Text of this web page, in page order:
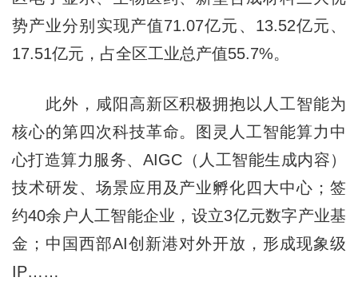
势产业分别实现产值71.07亿元、13.52亿元、
17.51亿元，占全区工业总产值55.7%。
此外，咸阳高新区积极拥抱以人工智能为
核心的第四次科技革命。图灵人工智能算力中
心打造算力服务、AIGC（人工智能生成内容）
技术研发、场景应用及产业孵化四大中心；签
约40余户人工智能企业，设立3亿元数字产业基
金；中国西部AI创新港对外开放，形成现象级
IP……